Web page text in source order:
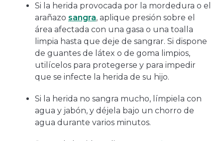
Si la herida provocada por la mordedura o el
arañazo sangra, aplique presión sobre el
área afectada con una gasa o una toalla
limpia hasta que deje de sangrar. Si dispone
de guantes de látex o de goma limpios,
utilícelos para protegerse y para impedir
que se infecte la herida de su hijo.
Si la herida no sangra mucho, límpiela con
agua y jabón, y déjela bajo un chorro de
agua durante varios minutos.